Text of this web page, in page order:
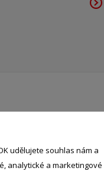
udělujete souhlas nám a
analytické a marketingové